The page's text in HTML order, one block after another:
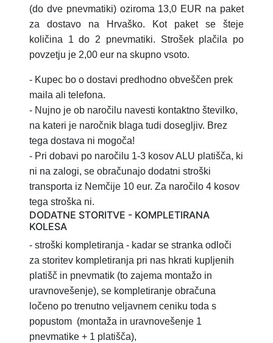
(do dve pnevmatiki) oziroma 13,0 EUR na paket
za dostavo na Hrvaško.
Kot paket se šteje
količina 1 do 2 pnevmatiki. Strošek plačila po
povzetju je 2,00 eur na skupno vsoto.
- Kupec bo o dostavi predhodno obveščen prek
maila ali telefona.
- Nujno je ob naročilu navesti kontaktno številko,
na kateri je naročnik blaga tudi dosegljiv. Brez
tega dostava ni mogoča!
- Pri dobavi po naročilu 1-3 kosov ALU platišča, ki
ni na zalogi, se obračunajo dodatni stroški
transporta iz Nemčije 10 eur. Za naročilo 4 kosov
tega stroška ni.
DODATNE STORITVE - KOMPLETIRANA
KOLESA
- stroški kompletiranja - kadar se stranka odloči
za storitev kompletiranja pri nas hkrati kupljenih
platišč in pnevmatik (to zajema montažo in
uravnovešenje), se kompletiranje obračuna
ločeno po trenutno veljavnem ceniku toda s
popustom (montaža in uravnovešenje 1
pnevmatike + 1 platišča),